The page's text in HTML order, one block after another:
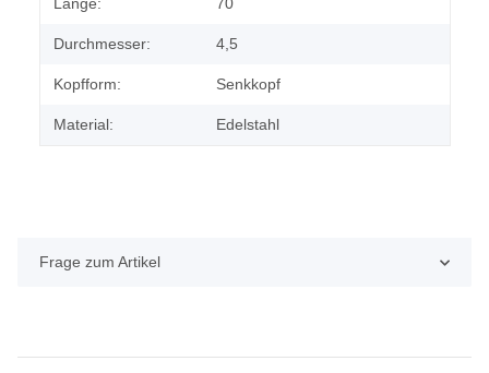
Durchmesser: 4,5
Kopfform: Senkkopf
Material: Edelstahl
Frage zum Artikel